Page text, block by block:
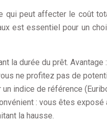
peut affecter le coût
est essentiel pour un
la durée du prêt.
ne profitez pas de
indice de référence
: vous êtes exposé
la hausse.